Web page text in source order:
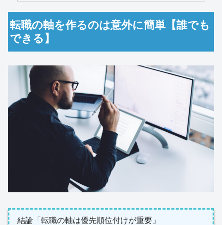
転職の軸を作るのは意外に簡単【誰でも
できる】
結論「転職の軸は優先順位付けが重要」